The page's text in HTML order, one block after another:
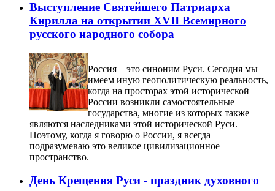
Выступление Святейшего Патриарха
Кирилла на открытии XVII Всемирного
русского народного собора
Россия – это синоним Руси. Сегодня мы
имеем иную геополитическую реальность,
когда на просторах этой исторической
России возникли самостоятельные
государства, многие из которых также
являются наследниками этой исторической Руси.
Поэтому, когда я говорю о России, я всегда
подразумеваю это великое цивилизационное
пространство.
День Крещения Руси - праздник духовного